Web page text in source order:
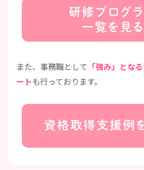
また、事務職として 「強み」とな
ートも行っております。